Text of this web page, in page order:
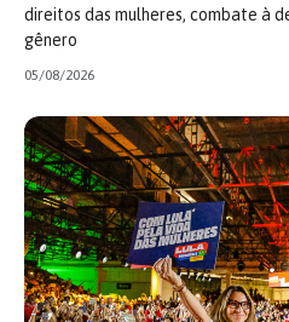
direitos das mulheres, combate à
gênero
05/08/2026